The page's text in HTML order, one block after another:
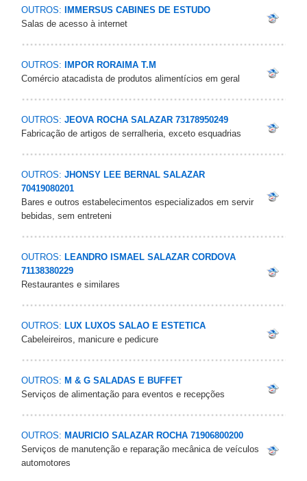
OUTROS:
IMMERSUS CABINES DE ESTUDO
Salas de acesso à internet
OUTROS:
IMPOR RORAIMA T.M
Comércio atacadista de produtos alimentícios em geral
OUTROS: JEOVA ROCHA SALAZAR 73178950249
Fabricação de artigos de serralheria, exceto esquadrias
OUTROS: JHONSY LEE BERNAL SALAZAR
70419080201
Bares e outros estabelecimentos especializados em servir
bebidas, sem entreteni
OUTROS: LEANDRO ISMAEL SALAZAR CORDOVA
71138380229
Restaurantes e similares
OUTROS: LUX LUXOS SALAO E ESTETICA
Cabeleireiros, manicure e pedicure
OUTROS: M & G SALADAS E BUFFET
Serviços de alimentação para eventos e recepções
OUTROS: MAURICIO SALAZAR ROCHA 71906800200
Serviços de manutenção e reparação mecânica de veículos
automotores